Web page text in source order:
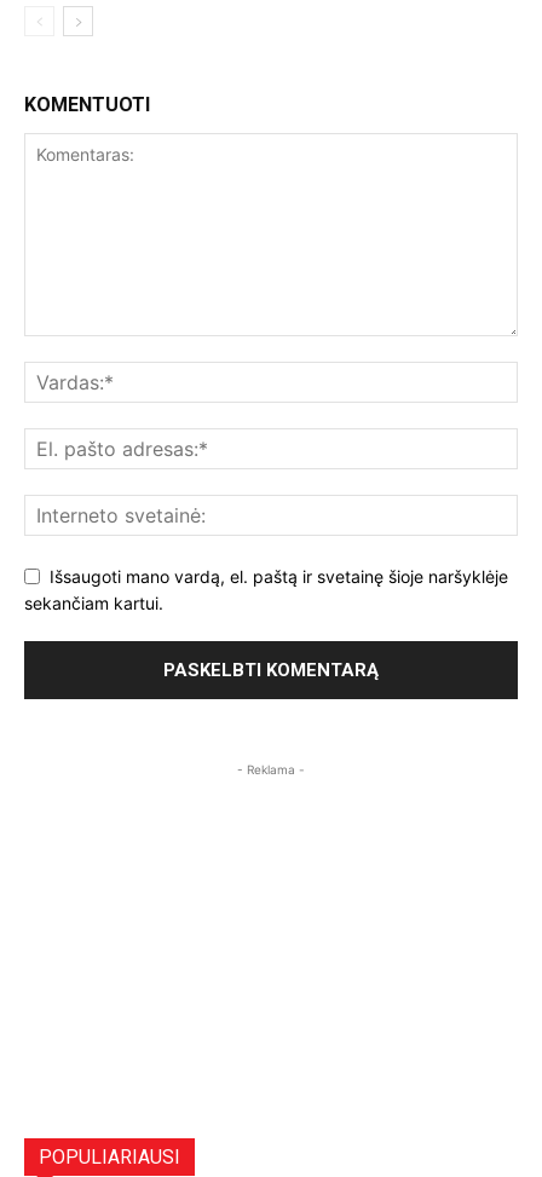
KOMENTUOTI
Išsaugoti mano vardą, el. paštą ir svetainę šioje naršyklėje
sekančiam kartui.
- Reklama -
POPULIARIAUSI